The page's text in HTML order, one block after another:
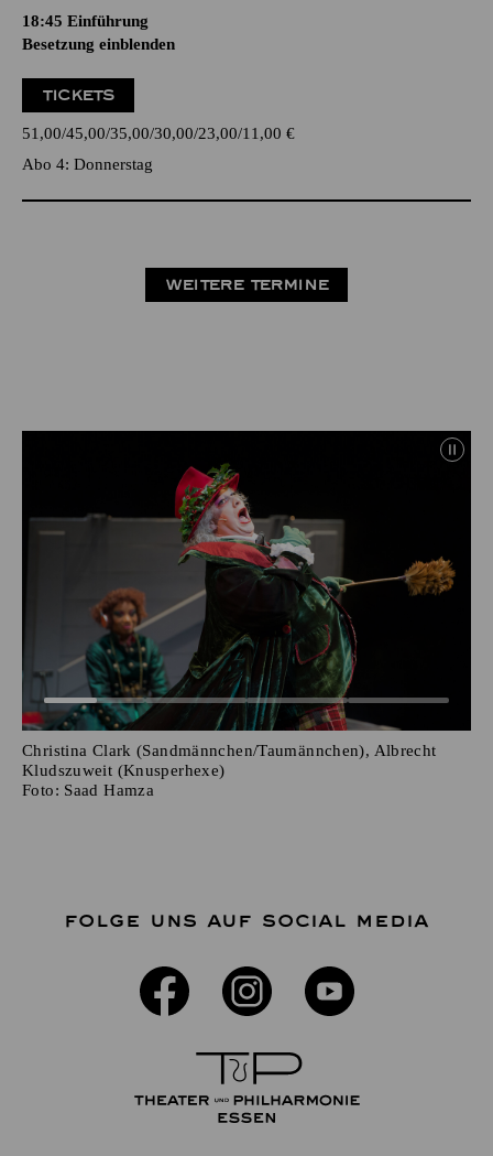
18:45 Einführung
Besetzung einblenden
TICKETS
51,00 45,00 35,00 30,00 23,00 11,00 €
Abo 4: Donnerstag
WEITERE TERMINE
Christina Clark (Sandmännchen/Taumännchen), Albrecht
Kludszuweit (Knusperhexe)
Foto: Saad Hamza
FOLGE UNS AUF SOCIAL MEDIA